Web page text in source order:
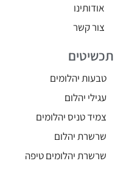
אודותינו
צור קשר
תכשיטים
טבעות יהלומים
עגילי יהלום
צמיד טניס יהלומים
שרשרת יהלום
שרשרת יהלומים טיפה